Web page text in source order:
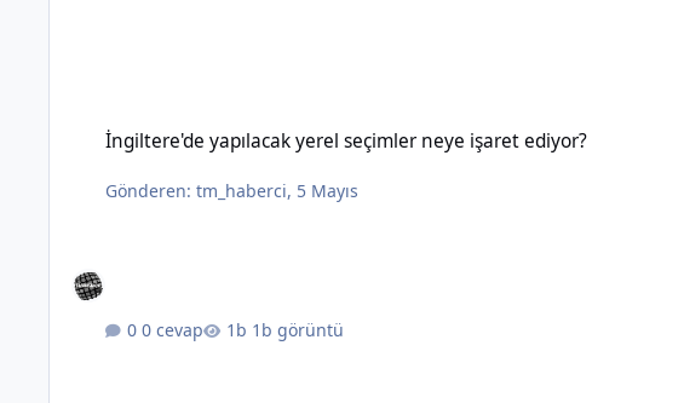
İngiltere'de yapılacak yerel seçimler neye işaret ediyor?
Gönderen:tm_haberci, 5 Mayıs
0 cevap 1b görüntü